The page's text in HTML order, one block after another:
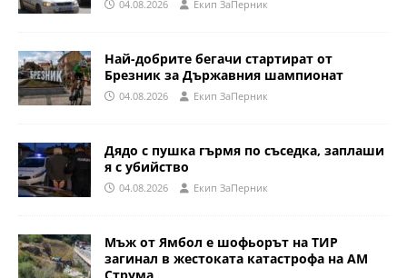
04.08.2026 Eкип ЗаПерник
Най-добрите бегачи стартират от
Брезник за Държавния шампионат
04.08.2026 Eкип ЗаПерник
Дядо с пушка гърмя по съседка, заплаши
я с убийство
04.08.2026 Eкип ЗаПерник
Мъж от Ямбол е шофьорът на ТИР
загинал в жестоката катастрофа на АМ
Струма